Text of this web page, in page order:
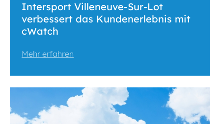
Intersport Villeneuve-Sur-Lot
verbessert das Kundenerlebnis mit
cWatch
Mehr erfahren